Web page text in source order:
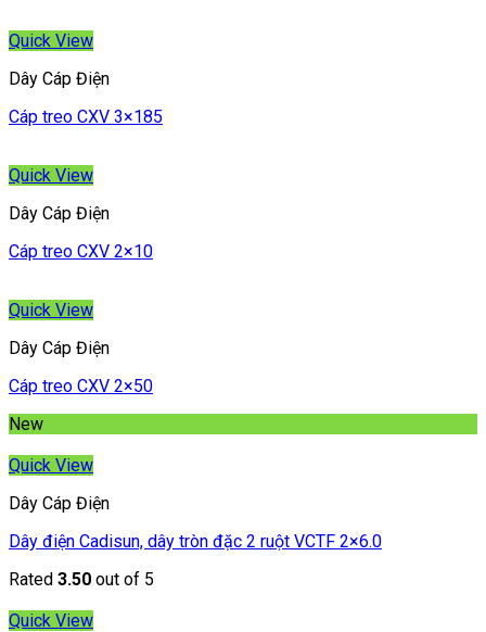
Quick View
Dây Cáp Điện
Cáp treo CXV 3×185
Quick View
Dây Cáp Điện
Cáp treo CXV 2×10
Quick View
Dây Cáp Điện
Cáp treo CXV 2×50
New
Quick View
Dây Cáp Điện
Dây điện Cadisun, dây tròn đặc 2 ruột VCTF 2×6.0
Rated 3.50 out of 5
Quick View